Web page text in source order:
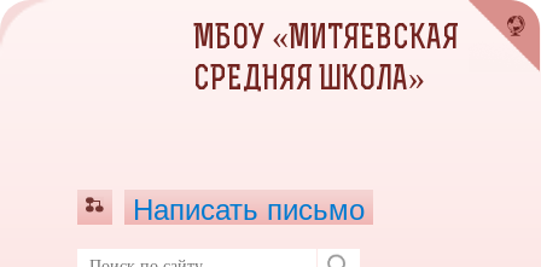
МБОУ «МИТЯЕВСКАЯ
СРЕДНЯЯ ШКОЛА»
Написать письмо